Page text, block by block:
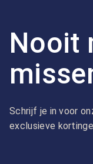
Nooit
Schrijf je in voor
exclusieve